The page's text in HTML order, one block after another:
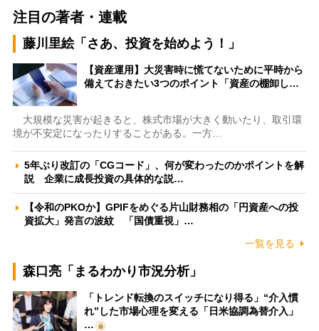
注目の著者・連載
藤川里絵「さあ、投資を始めよう！」
【資産運用】大災害時に慌てないために平時から
備えておきたい3つのポイント「資産の棚卸し…
大規模な災害が起きると、株式市場が大きく動いたり、取引環
境が不安定になったりすることがある。一方…
5年ぶり改訂の「CGコード」、何が変わったのかポイントを解
説 企業に成長投資の具体的な説…
【令和のPKOか】GPIFをめぐる片山財務相の「円資産への投
資拡大」発言の波紋 「国債重視」…
一覧を見る
森口亮「まるわかり市況分析」
「トレンド転換のスイッチになり得る」“介入慣
れ”した市場心理を変える「日米協調為替介入」
…